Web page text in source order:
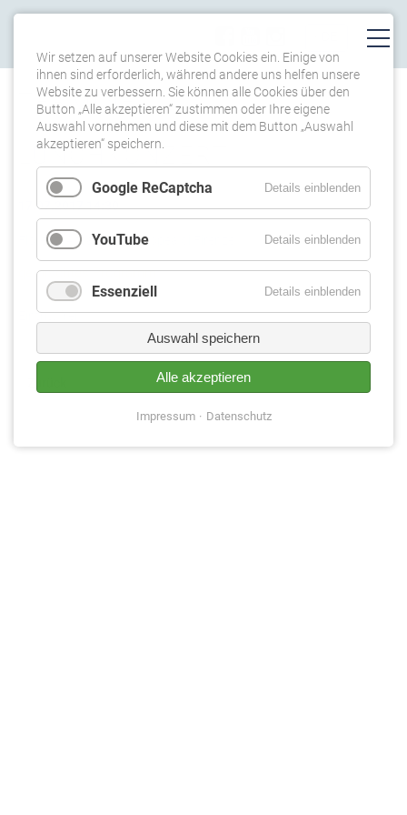
TERMINE
LUNCHKONZERT
17.07.2017 14:30
Florenz, Accademia Europea di Firenze
gemischtes Programm
Eintritt frei
Wir setzen auf unserer Website Cookies ein. Einige von
ihnen sind erforderlich, während andere uns helfen unsere
Website zu verbessern. Sie können alle Cookies über den
Button „Alle akzeptieren“ zustimmen oder Ihre eigene
Auswahl vornehmen und diese mit dem Button „Auswahl
akzeptieren“ speichern.
Google ReCaptcha Details einblenden
YouTube Details einblenden
Essenziell Details einblenden
Auswahl speichern
Alle akzeptieren
Impressum Datenschutz